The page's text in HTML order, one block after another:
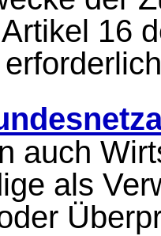
16
auch
als